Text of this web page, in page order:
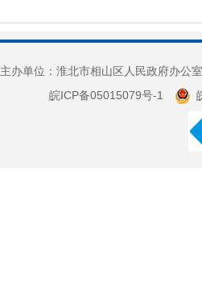
主办单位：淮北市相山区人民政府办
皖ICP备05015079号-1